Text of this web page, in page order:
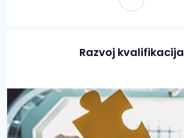
Razvoj kvalifikacija